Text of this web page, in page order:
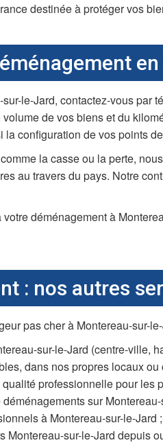
destinée à protéger vos
le-Jard, contactez-vous
de vos biens et du
configuration de vos points
la casse ou la perte,
au travers du pays. Notre
déménagement à
: nos autres
pas cher à Montereau-sur-
sur-le-Jard (centre-ville,
dans nos propres locaux
professionnelle pour les
sur
à Montereau-sur-le-Jard ;
sur-le-Jard depuis